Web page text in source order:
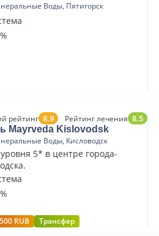
Воды, Пятигорск
рейтинг 8.9 Рейтинг лечения 8.5
Mayrveda Kislovodsk
Воды, Кисловодск
5* в центре города-
RUB Трансфер